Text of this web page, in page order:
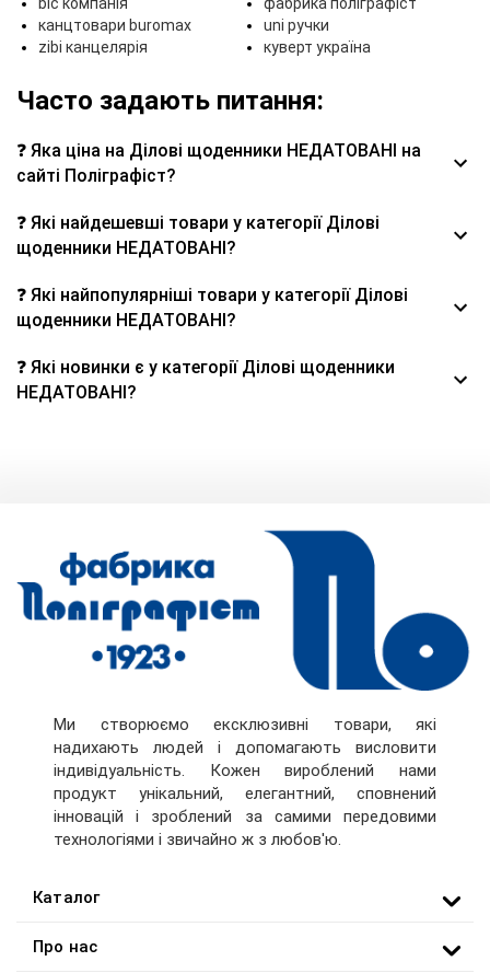
канцтовари buromax
zibi канцелярія
uni ручки
куверт україна
Часто задають питання:
❓ Яка ціна на Ділові щоденники НЕДАТОВАНІ на
сайті Поліграфіст?
❓ Які найдешевші товари у категорії Ділові
щоденники НЕДАТОВАНІ?
❓ Які найпопулярніші товари у категорії Ділові
щоденники НЕДАТОВАНІ?
❓ Які новинки є у категорії Ділові щоденники
НЕДАТОВАНІ?
Ми створюємо ексклюзивні товари, які
надихають людей і допомагають висловити
індивідуальність. Кожен вироблений нами
продукт унікальний, елегантний, сповнений
інновацій і зроблений за самими передовими
технологіями і звичайно ж з любов'ю.
Каталог
Про нас